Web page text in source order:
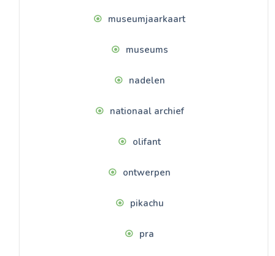
museumjaarkaart
museums
nadelen
nationaal archief
olifant
ontwerpen
pikachu
pra